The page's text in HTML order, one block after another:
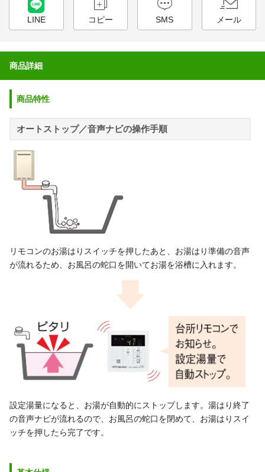
LINE コピー SMS メール
商品詳細
商品特性
オートストップ／音声ナビの操作手順
リモコンのお湯はりスイッチを押したあと、お湯はり準備の音声
が流れるため、お風呂の蛇口を開いてお湯を浴槽に入れます。
設定湯量になると、お湯が自動的にストップします。湯はり終了
の音声ナビが流れるので、お風呂の蛇口を閉めて、お湯はりスイ
ッチを押したら完了です。